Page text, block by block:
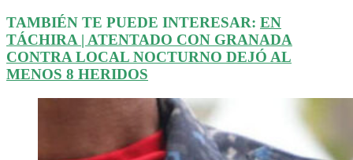
TAMBIÉN TE PUEDE INTERESAR: EN
TÁCHIRA | ATENTADO CON GRANADA
CONTRA LOCAL NOCTURNO DEJÓ AL
MENOS 8 HERIDOS